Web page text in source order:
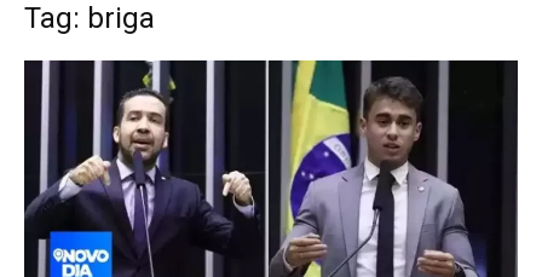
Tag: briga